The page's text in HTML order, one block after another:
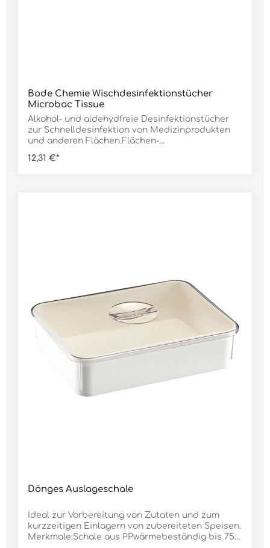
Bode Chemie Wischdesinfektionstücher
Microbac Tissue
Alkohol- und aldehydfreie Desinfektionstücher
zur Schnelldesinfektion von Medizinprodukten
und anderen Flächen.Flächen-
Gebrauch stets Etikett und Produktinformation
12,31 €*
Dönges Auslageschale
Ideal zur Vorbereitung von Zutaten und zum
kurzzeitigen Einlagern von zubereiteten Speisen.
Merkmale:Schale aus PPwärmebeständig bis 75